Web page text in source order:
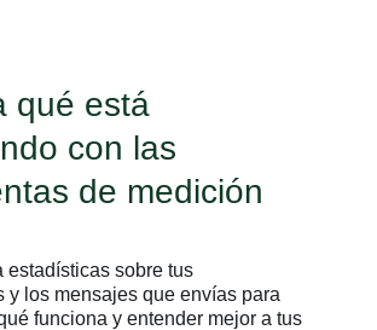
qué está
con las
de medición
estadísticas sobre tus
y los mensajes que envías para
funciona y entender mejor a tus